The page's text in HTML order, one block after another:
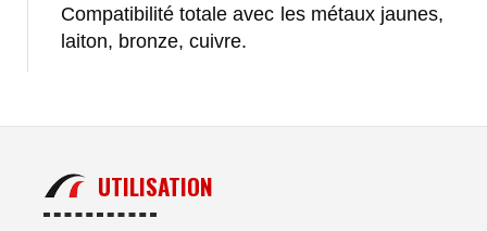
Compatibilité totale avec les métaux jaunes,
laiton, bronze, cuivre.
UTILISATION